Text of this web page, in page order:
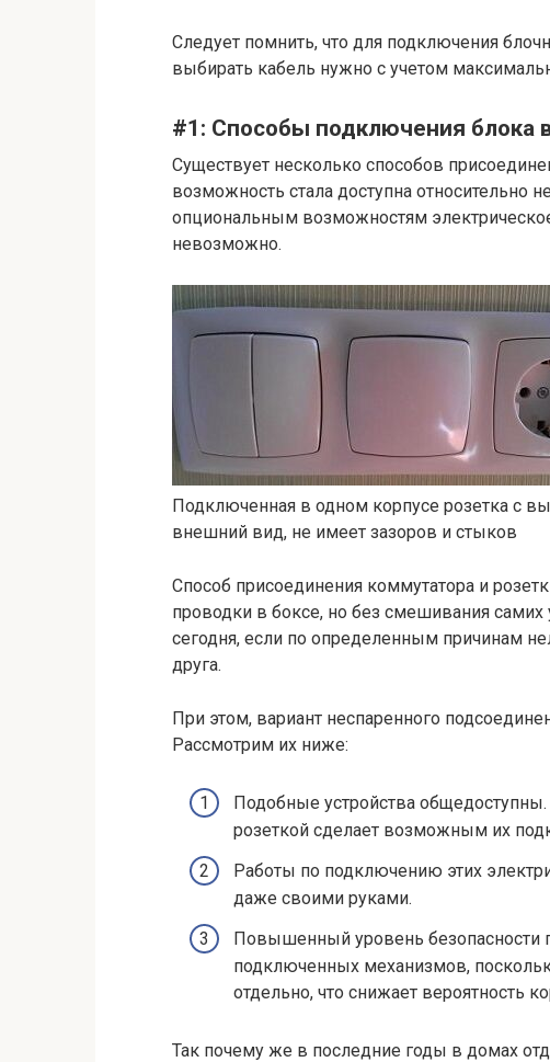
Следует помнить, что для подключения
выбирать кабель нужно с учетом
#1: Способы подключения блока
Существует несколько способов
возможность стала доступна относительно
опциональным возможностям
невозможно.
Подключенная в одном корпусе розетка с
внешний вид, не имеет зазоров и стыков
Способ присоединения коммутатора и
проводки в боксе, но без смешивания самих
сегодня, если по определенным причинам
друга.
При этом, вариант неспаренного
Рассмотрим их ниже:
Подобные устройства
розеткой сделает возможным их
Работы по подключению этих
даже своими руками.
Повышенный уровень безопасности
подключенных механизмов,
отдельно, что снижает вероятность
Так почему же в последние годы в домах